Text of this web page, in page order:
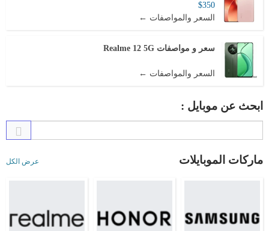
$350
السعر والمواصفات ←
سعر و مواصفات Realme 12 5G
السعر والمواصفات ←
ابحث عن موبايل :
ماركات الموبايلات عرض الكل